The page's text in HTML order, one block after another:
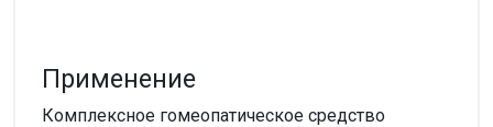
Применение
Комплексное гомеопатическое средство